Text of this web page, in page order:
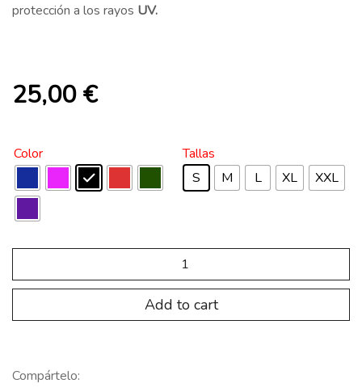
protección a los rayos UV.
25,00€
Color
Tallas
S
M L XL XXL
TRAIL
Add to cart
Compártelo: